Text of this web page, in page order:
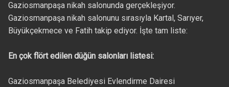
Gaziosmanpaşa nikah salonunda gerçekleşiyor.
Gaziosmanpaşa nikah salonunu sırasıyla Kartal, Sarıyer,
Büyükçekmece ve Fatih takip ediyor. İşte tam liste:
En çok flört edilen düğün salonları listesi:
Gaziosmanpaşa Belediyesi Evlendirme Dairesi